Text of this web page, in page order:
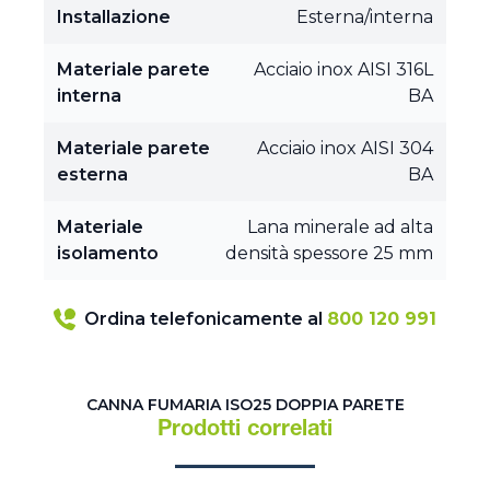
Installazione Esterna/interna
Materiale parete
interna
Acciaio inox AISI 316L
BA
Materiale parete
esterna
Acciaio inox AISI 304
BA
Materiale
isolamento
Lana minerale ad alta
densità spessore 25 mm
Ordina telefonicamente al 800 120 991
CANNA FUMARIA ISO25 DOPPIA PARETE
Prodotti correlati